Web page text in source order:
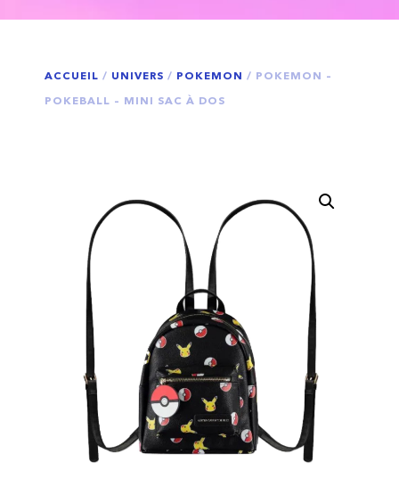
ACCUEIL / UNIVERS / POKEMON / POKEMON –
POKEBALL – MINI SAC À DOS